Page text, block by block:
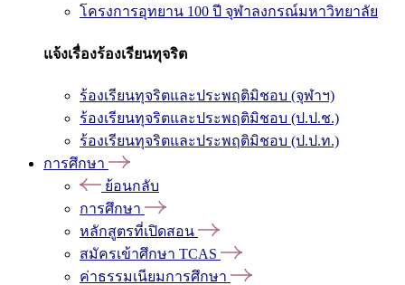
โครงการอุทยาน 100 ปี จุฬาลงกรณ์มหาวิทยาลัย
แจ้งเรื่องร้องเรียนทุจริต
ร้องเรียนทุจริตและประพฤติมิชอบ (จุฬาฯ)
ร้องเรียนทุจริตและประพฤติมิชอบ (ป.ป.ช.)
ร้องเรียนทุจริตและประพฤติมิชอบ (ป.ป.ท.)
การศึกษา
ย้อนกลับ
การศึกษา
หลักสูตรที่เปิดสอน
สมัครเข้าศึกษา TCAS
ค่าธรรมเนียมการศึกษา